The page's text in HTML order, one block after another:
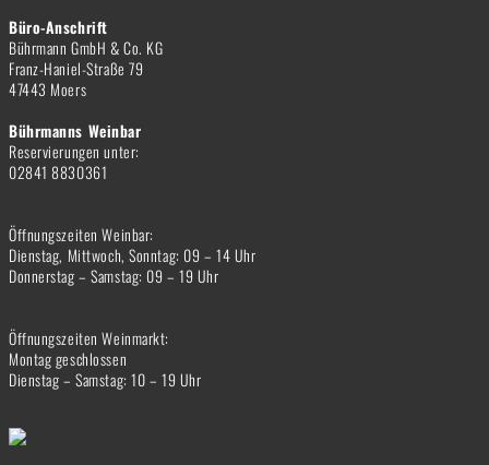
Büro-Anschrift
Bührmann GmbH & Co. KG
Franz-Haniel-Straße 79
47443 Moers
Bührmanns Weinbar
Reservierungen unter:
02841 8830361
Öffnungszeiten Weinbar:
Dienstag, Mittwoch, Sonntag: 09 – 14 Uhr
Donnerstag – Samstag: 09 – 19 Uhr
Öffnungszeiten Weinmarkt:
Montag geschlossen
Dienstag – Samstag: 10 – 19 Uhr